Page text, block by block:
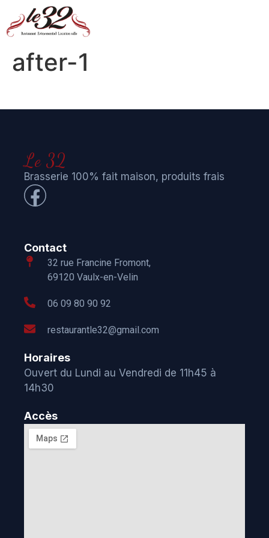
after-1
Le 32
Brasserie 100% fait maison, produits frais
Contact
32 rue Francine Fromont,
69120 Vaulx-en-Velin
06 09 80 90 92
restaurantle32@gmail.com
Horaires
Ouvert du Lundi au Vendredi de 11h45 à
14h30
Accès